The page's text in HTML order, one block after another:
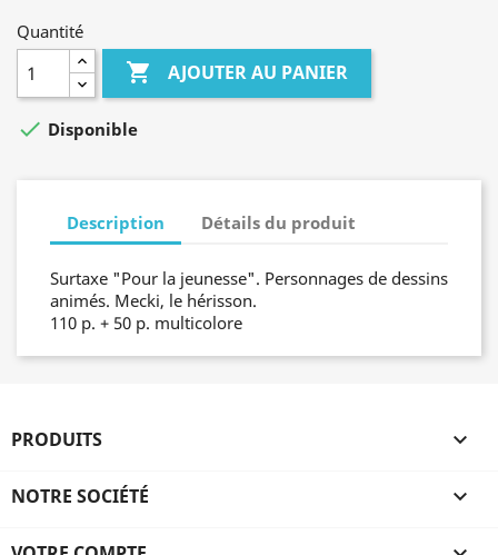
Quantité
 AJOUTER AU PANIER
 Disponible
Description Détails du produit
Surtaxe "Pour la jeunesse". Personnages de dessins
animés. Mecki, le hérisson.
110 p. + 50 p. multicolore
PRODUITS 
NOTRE SOCIÉTÉ 